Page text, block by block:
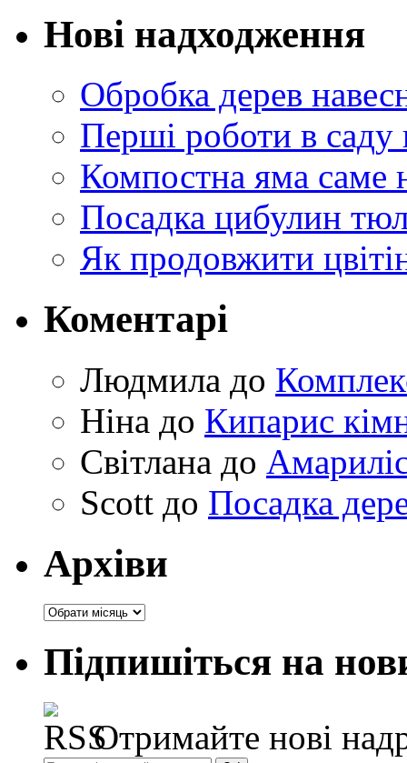
Нові надходження
Обробка дерев
Перші роботи в саду
Компостна яма саме
Посадка цибулин
Як продовжити
Коментарі
Людмила до
Ніна до Кипарис
Світлана до
Scott до Посадка
Архіви
Архіви
Підпишіться на
Отримайте нові